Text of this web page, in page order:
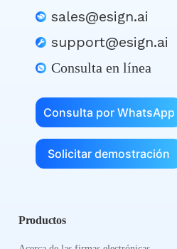
sales@esign.ai
support@esign.ai
Consulta en línea
Consulta por WhatsApp
Solicitar demostración
Productos